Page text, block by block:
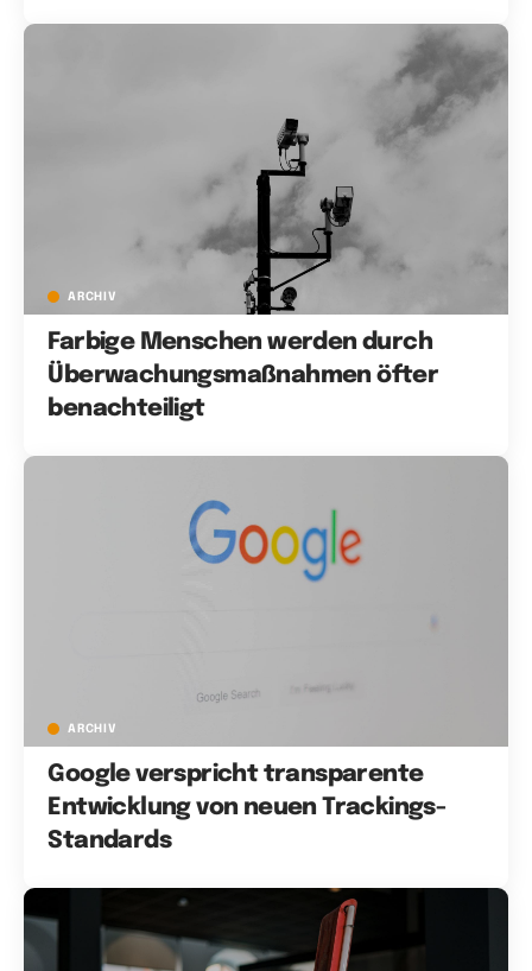
ARCHIV
Farbige Menschen werden durch
Überwachungsmaßnahmen öfter
benachteiligt
ARCHIV
Google verspricht transparente
Entwicklung von neuen Trackings-
Standards